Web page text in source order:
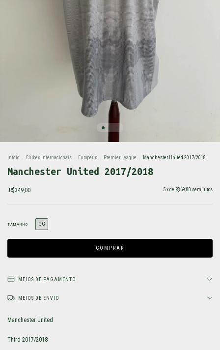
Início . Clubes Internacionais . Europeus . Premier League . Manchester United 2017/2018
Manchester United 2017/2018
R$349,00 5x de R$69,80 sem juros
TAMANHO GG
MEIOS DE PAGAMENTO
MEIOS DE ENVIO
Manchester United
Third 2017/2018